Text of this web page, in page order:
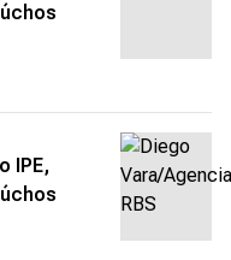
IPE,